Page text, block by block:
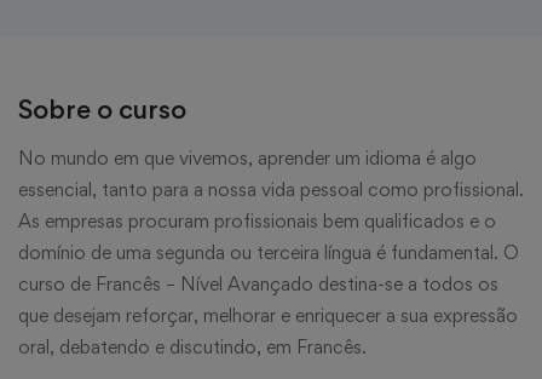
Sobre o curso
No mundo em que vivemos, aprender um idioma é algo
essencial, tanto para a nossa vida pessoal como profissional.
As empresas procuram profissionais bem qualificados e o
domínio de uma segunda ou terceira língua é fundamental. O
curso de Francês – Nível Avançado destina-se a todos os
que desejam reforçar, melhorar e enriquecer a sua expressão
oral, debatendo e discutindo, em Francês.